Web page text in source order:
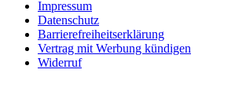
Impressum
Datenschutz
Barrierefreiheitserklärung
Vertrag mit Werbung kündigen
Widerruf